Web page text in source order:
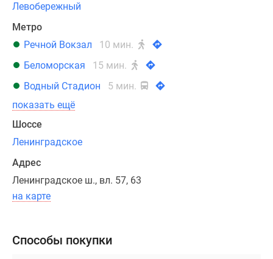
«Шереметьево»
займет
всего
минут.
клубного
квартала
ведется
в
этапов,
на
представлены
Левобережный
Метро
Речной Вокзал
10 мин.
Беломорская
15 мин.
Водный Стадион
5 мин.
показать ещё
Шоссе
Ленинградское
Адрес
Ленинградское ш., вл. 57, 63
на карте
Способы покупки